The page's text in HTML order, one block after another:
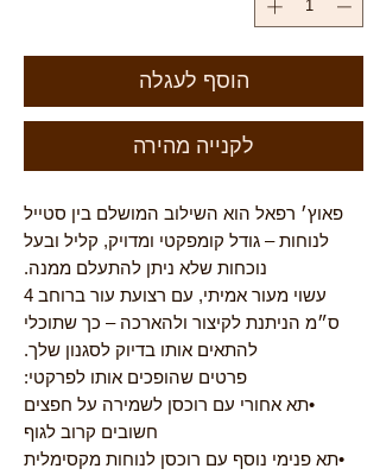
הוסף לעגלה
לקנייה מהירה
פאוץ׳ רפאל הוא השילוב המושלם בין סטייל
לנוחות – גודל קומפקטי ומדויק, קליל ובעל
נוכחות שלא ניתן להתעלם ממנה.
עשוי מעור אמיתי, עם רצועת עור ברוחב 4
ס״מ הניתנת לקיצור ולהארכה – כך שתוכלי
להתאים אותו בדיוק לסגנון שלך.
פרטים שהופכים אותו לפרקטי:
•תא אחורי עם רוכסן לשמירה על חפצים
חשובים קרוב לגוף
•תא פנימי נוסף עם רוכסן לנוחות מקסימלית